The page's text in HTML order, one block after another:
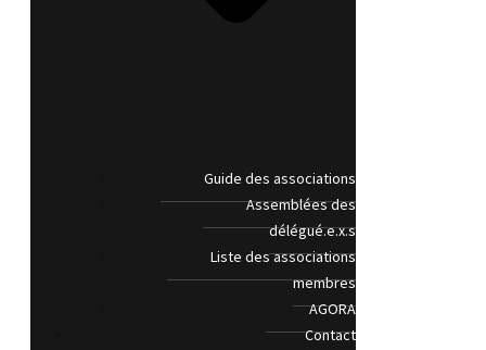
Guide des associations
Assemblées des
délégué.e.x.s
Liste des associations
membres
AGORA
Contact